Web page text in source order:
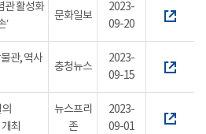
관 활성화
’
문화일보
2023-
09-20
관, 역사
충청뉴스
2023-
09-15
최
뉴스프리
존
2023-
09-01